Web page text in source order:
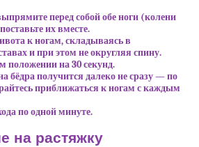
перед собой обе ноги (колени
их вместе.
к ногам, складываясь в
и при этом не округляя спину.
положении на 30 секунд.
бёдра получится далеко не сразу — по
приближаться к ногам с каждым
по одной минуте.
на растяжку